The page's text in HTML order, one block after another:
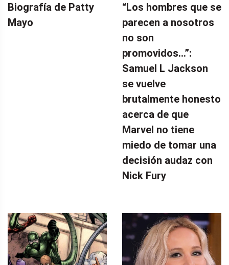
Biografía de Patty
Mayo
“Los hombres que se
parecen a nosotros
no son
promovidos…”:
Samuel L Jackson
se vuelve
brutalmente honesto
acerca de que
Marvel no tiene
miedo de tomar una
decisión audaz con
Nick Fury